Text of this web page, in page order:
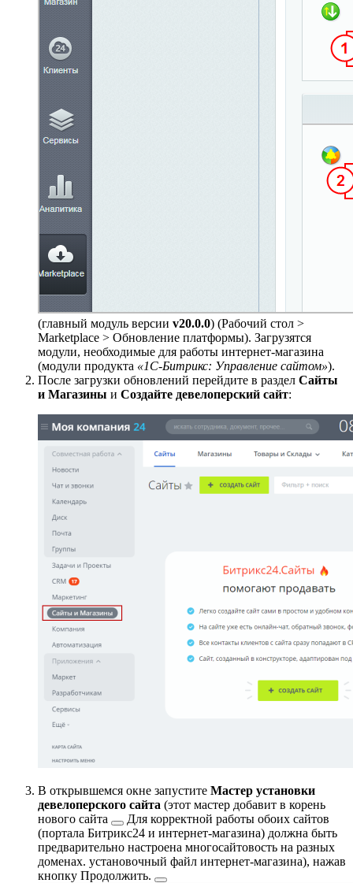
(главный модуль версии v20.0.0) (Рабочий стол >
Marketplace > Обновление платформы). Загрузятся
модули, необходимые для работы интернет-магазина
(модули продукта «1С-Битрикс: Управление сайтом»).
После загрузки обновлений перейдите в раздел Сайты
и Магазины и Создайте девелоперский сайт:
В открывшемся окне запустите Мастер установки
девелоперского сайта (этот мастер добавит в корень
нового сайта
Для корректной работы обоих сайтов
(портала Битрикс24 и интернет-магазина) должна быть
предварительно настроена многосайтовость на разных
доменах. установочный файл интернет-магазина), нажав
кнопку Продолжить.